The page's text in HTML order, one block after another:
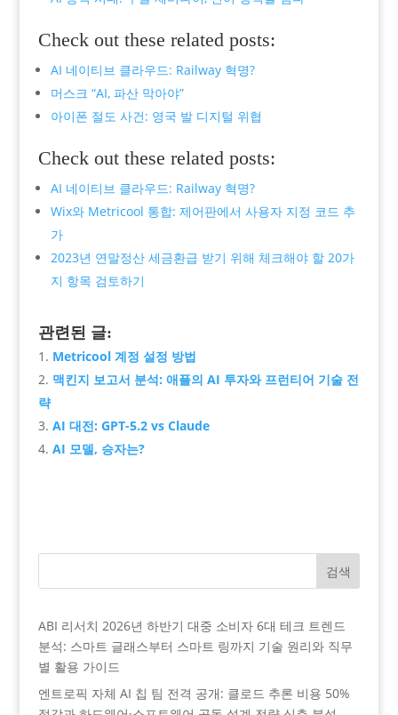
Check out these related posts:
AI 네이티브 클라우드: Railway 혁명?
머스크 “AI, 파산 막아야”
아이폰 절도 사건: 영국 발 디지털 위협
Check out these related posts:
AI 네이티브 클라우드: Railway 혁명?
Wix와 Metricool 통합: 제어판에서 사용자 지정 코드 추
가
2023년 연말정산 세금환급 받기 위해 체크해야 할 20가
지 항목 검토하기
관련된 글:
Metricool 계정 설정 방법
맥킨지 보고서 분석: 애플의 AI 투자와 프런티어 기술 전
략
AI 대전: GPT-5.2 vs Claude
AI 모델, 승자는?
검색
ABI 리서치 2026년 하반기 대중 소비자 6대 테크 트렌드
분석: 스마트 글래스부터 스마트 링까지 기술 원리와 직무
별 활용 가이드
엔트로픽 자체 AI 칩 팀 전격 공개: 클로드 추론 비용 50%